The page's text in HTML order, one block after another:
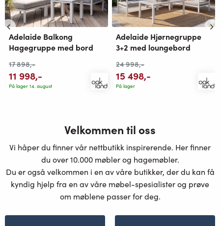
Adelaide Balkong
Hagegruppe med bord
17 898,-
11 998,-
På lager 14. august
Adelaide Hjørnegruppe
3+2 med loungebord
24 998,-
15 498,-
På lager
Velkommen til oss
Vi håper du finner vår nettbutikk inspirerende. Her finner
du over 10.000 møbler og hagemøbler.
Du er også velkommen i en av våre butikker, der du kan få
kyndig hjelp fra en av våre møbel-spesialister og prøve
om møblene passer for deg.